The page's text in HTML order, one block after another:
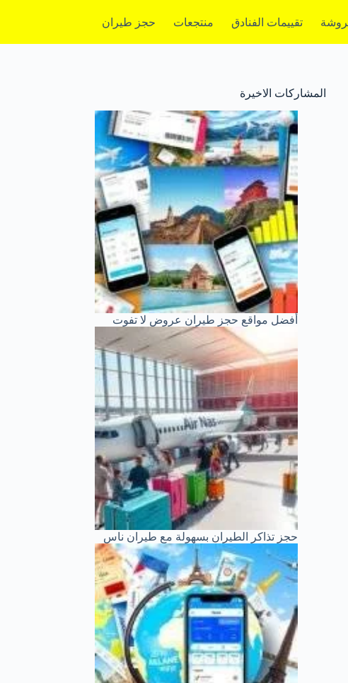
تقييمات الفنادق منتجعات حجز طيران
المشاركات الاخيرة
أفضل مواقع حجز طيران عروض لا تفوت
حجز تذاكر الطيران بسهولة مع طيران ناس